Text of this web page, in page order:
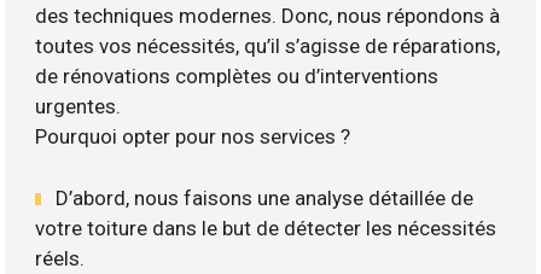
des techniques modernes. Donc, nous répondons à
toutes vos nécessités, qu’il s’agisse de réparations,
de rénovations complètes ou d’interventions
urgentes.
Pourquoi opter pour nos services ?
D’abord, nous faisons une analyse détaillée de
votre toiture dans le but de détecter les nécessités
réels.